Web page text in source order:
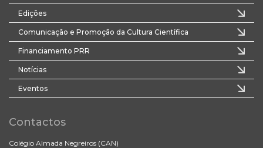
Edições
Comunicação e Promoção da Cultura Científica
Financiamento PRR
Notícias
Eventos
Contactos
Colégio Almada Negreiros (CAN)